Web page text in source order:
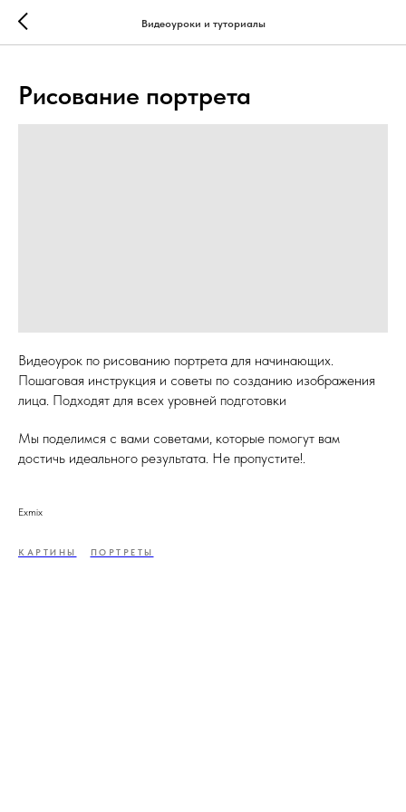
Видеоуроки и туториалы
Рисование портрета
Видеоурок по рисованию портрета для начинающих.
Пошаговая инструкция и советы по созданию изображения
лица. Подходят для всех уровней подготовки
Мы поделимся с вами советами, которые помогут вам
достичь идеального результата. Не пропустите!.
Exmix
КАРТИНЫ ПОРТРЕТЫ